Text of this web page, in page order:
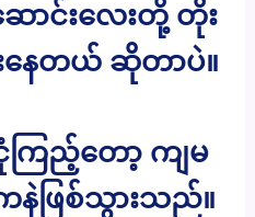
ာင်းလေးတို့ တိုး
နေတယ် ဆိုတာပဲ။
ြည့်တော့ ကျမ
နဲဖြစ်သွားသည်။